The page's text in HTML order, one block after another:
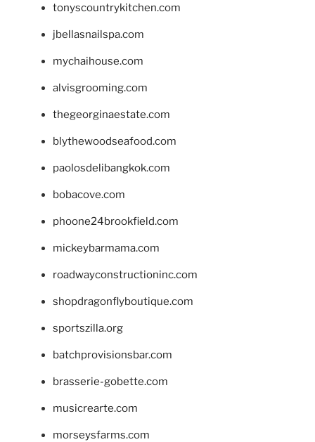
tonyscountrykitchen.com
jbellasnailspa.com
mychaihouse.com
alvisgrooming.com
thegeorginaestate.com
blythewoodseafood.com
paolosdelibangkok.com
bobacove.com
phoone24brookfield.com
mickeybarmama.com
roadwayconstructioninc.com
shopdragonflyboutique.com
sportszilla.org
batchprovisionsbar.com
brasserie-gobette.com
musicrearte.com
morseysfarms.com